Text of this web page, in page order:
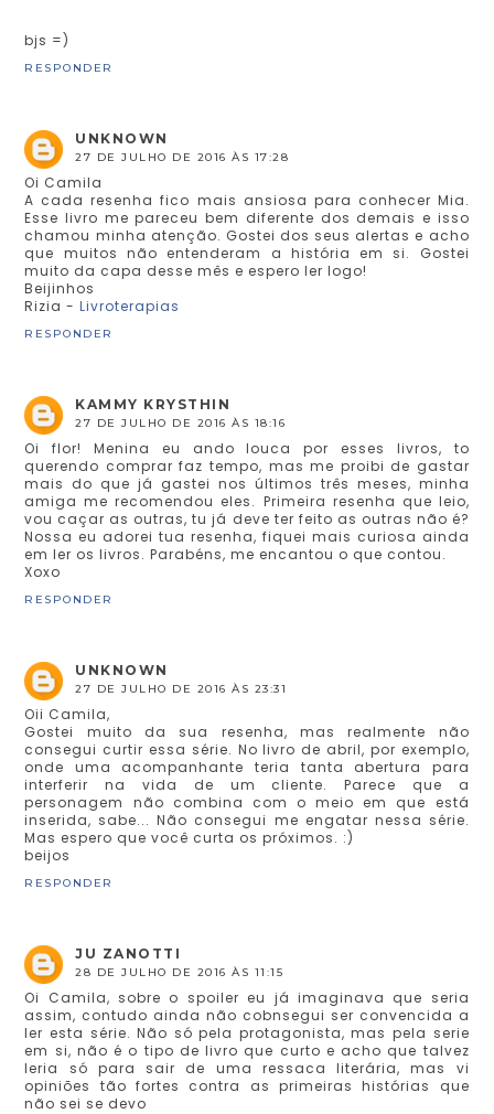
bjs =)
RESPONDER
UNKNOWN
27 DE JULHO DE 2016 ÀS 17:28
Oi Camila
A cada resenha fico mais ansiosa para conhecer Mia.
Esse livro me pareceu bem diferente dos demais e isso
chamou minha atenção. Gostei dos seus alertas e acho
que muitos não entenderam a história em si. Gostei
muito da capa desse mês e espero ler logo!
Beijinhos
Rizia -Livroterapias
RESPONDER
KAMMY KRYSTHIN
27 DE JULHO DE 2016 ÀS 18:16
Oi flor! Menina eu ando louca por esses livros, to
querendo comprar faz tempo, mas me proibi de gastar
mais do que já gastei nos últimos três meses, minha
amiga me recomendou eles. Primeira resenha que leio,
vou caçar as outras, tu já deve ter feito as outras não é?
Nossa eu adorei tua resenha, fiquei mais curiosa ainda
em ler os livros. Parabéns, me encantou o que contou.
Xoxo
RESPONDER
UNKNOWN
27 DE JULHO DE 2016 ÀS 23:31
Oii Camila,
Gostei muito da sua resenha, mas realmente não
consegui curtir essa série. No livro de abril, por exemplo,
onde uma acompanhante teria tanta abertura para
interferir na vida de um cliente. Parece que a
personagem não combina com o meio em que está
inserida, sabe... Não consegui me engatar nessa série.
Mas espero que você curta os próximos. :)
beijos
RESPONDER
JU ZANOTTI
28 DE JULHO DE 2016 ÀS 11:15
Oi Camila, sobre o spoiler eu já imaginava que seria
assim, contudo ainda não cobnsegui ser convencida a
ler esta série. Não só pela protagonista, mas pela serie
em si, não é o tipo de livro que curto e acho que talvez
leria só para sair de uma ressaca literária, mas vi
opiniões tão fortes contra as primeiras histórias que
não sei se devo